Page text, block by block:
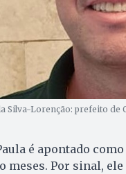
Silva-Lorenção: prefeito de
é apontado
meses. Por sinal,